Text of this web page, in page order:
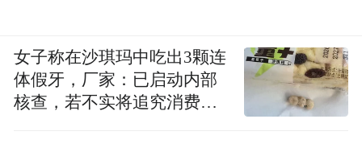
女子称在沙琪玛中吃出3颗连
体假牙，厂家：已启动内部
核查，若不实将追究消费者